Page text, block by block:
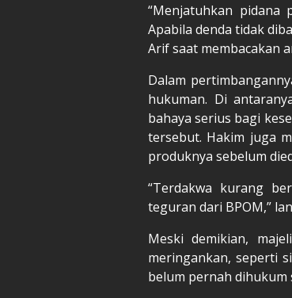
“Menjatuhkan pidana
Apabila denda tidak
Arif saat membacakan
Dalam
hukuman. Di
bahaya serius bagi
tersebut. Hakim juga
produknya sebelum
“Terdakwa kurang
teguran dari BPOM,”
Meski demikian,
meringankan, seperti
belum pernah dihukum